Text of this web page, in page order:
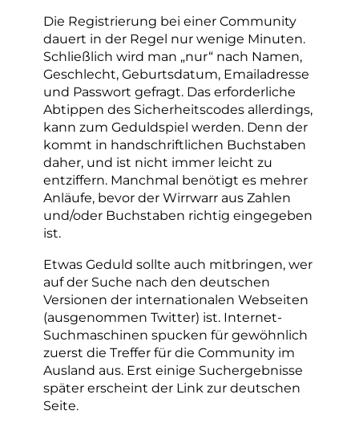
Die Registrierung bei einer Community
dauert in der Regel nur wenige Minuten.
Schließlich wird man „nur“ nach Namen,
Geschlecht, Geburtsdatum, Emailadresse
und Passwort gefragt. Das erforderliche
Abtippen des Sicherheitscodes allerdings,
kann zum Geduldspiel werden. Denn der
kommt in handschriftlichen Buchstaben
daher, und ist nicht immer leicht zu
entziffern. Manchmal benötigt es mehrer
Anläufe, bevor der Wirrwarr aus Zahlen
und/oder Buchstaben richtig eingegeben
ist.
Etwas Geduld sollte auch mitbringen, wer
auf der Suche nach den deutschen
Versionen der internationalen Webseiten
(ausgenommen Twitter) ist. Internet-
Suchmaschinen spucken für gewöhnlich
zuerst die Treffer für die Community im
Ausland aus. Erst einige Suchergebnisse
später erscheint der Link zur deutschen
Seite.